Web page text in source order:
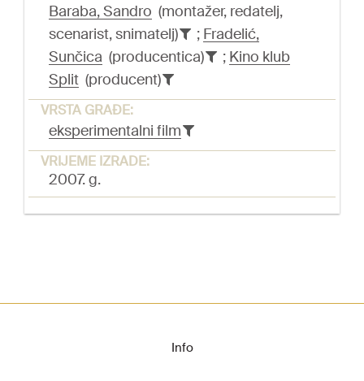
Baraba, Sandro (montažer, redatelj,
scenarist, snimatelj)
; Fradelić,
Sunčica (producentica) ; Kino klub
Split (producent)
VRSTA GRAĐE:
eksperimentalni film
VRIJEME IZRADE:
2007. g.
Info